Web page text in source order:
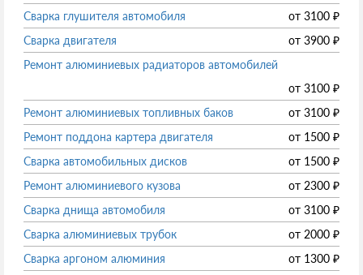
Сварка глушителя автомобиля
от 3100 ₽
Сварка двигателя
от 3900 ₽
Ремонт алюминиевых радиаторов автомобилей
от 3100 ₽
Ремонт алюминиевых топливных баков
от 3100 ₽
Ремонт поддона картера двигателя
от 1500 ₽
Сварка автомобильных дисков
от 1500 ₽
Ремонт алюминиевого кузова
от 2300 ₽
Сварка днища автомобиля
от 3100 ₽
Сварка алюминиевых трубок
от 2000 ₽
Сварка аргоном алюминия
от 1300 ₽